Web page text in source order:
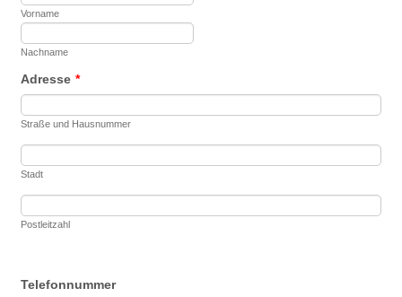
Vorname
Nachname
Adresse *
Straße und Hausnummer
Stadt
Postleitzahl
Telefonnummer